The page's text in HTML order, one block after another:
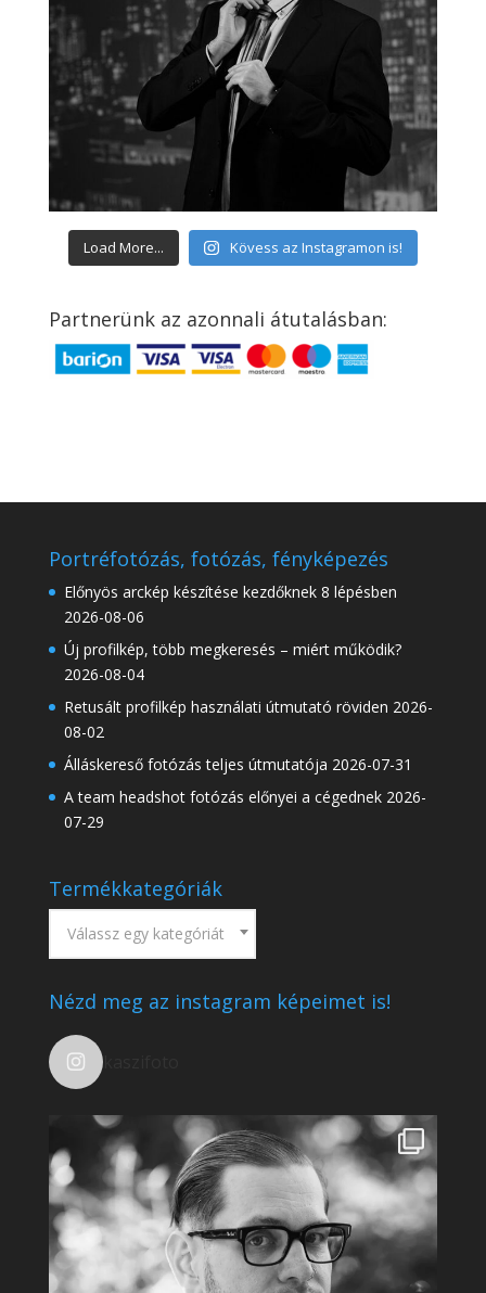
Load More... Kövess az Instagramon is!
Partnerünk az azonnali átutalásban:
Portréfotózás, fotózás, fényképezés
Előnyös arckép készítése kezdőknek 8 lépésben
2026-08-06
Új profilkép, több megkeresés – miért működik?
2026-08-04
Retusált profilkép használati útmutató röviden 2026-
08-02
Álláskereső fotózás teljes útmutatója 2026-07-31
A team headshot fotózás előnyei a cégednek 2026-
07-29
Termékkategóriák
Válassz egy kategóriát
Nézd meg az instagram képeimet is!
kaszifoto